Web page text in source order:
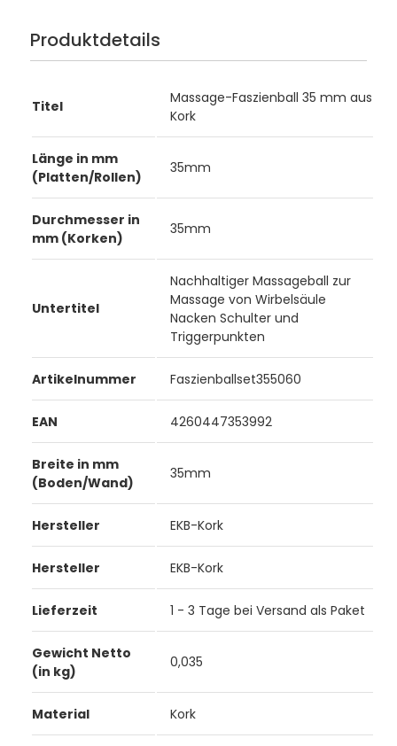
Produktdetails
Titel
Massage-Faszienball 35 mm aus
Kork
Länge in mm
(Platten/Rollen)
35mm
Durchmesser in
mm (Korken)
35mm
Untertitel
Nachhaltiger Massageball zur
Massage von Wirbelsäule
Nacken Schulter und
Triggerpunkten
Artikelnummer Faszienballset355060
EAN 4260447353992
Breite in mm
(Boden/Wand)
35mm
Hersteller EKB-Kork
Hersteller EKB-Kork
Lieferzeit 1 - 3 Tage bei Versand als Paket
Gewicht Netto
(in kg)
0,035
Material Kork